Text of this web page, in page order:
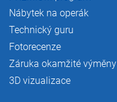
Nábytek na operák
Technický guru
Fotorecenze
Záruka okamžité výměny
3D vizualizace